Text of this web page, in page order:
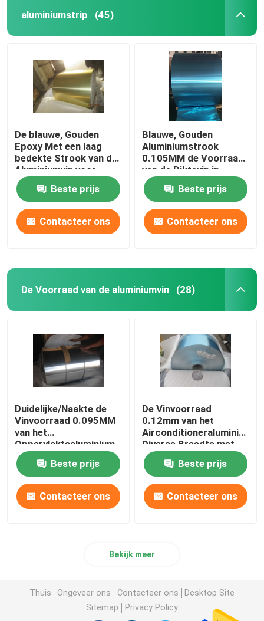
aluminiumstrip (45)
De blauwe, Gouden
Epoxy Met een laag
bedekte Strook van de
Aluminiumvin voor
Airconditioner 0.20mm
Dikte
Beste prijs
Contacteer ons
Blauwe, Gouden
Aluminiumstrook
0.105MM de Voorraad
van de Diktevin in
Warmtewisselaar
Beste prijs
Contacteer ons
De Voorraad van de aluminiumvin (28)
Duidelijke/Naakte de
Vinvoorraad 0.095MM
van het
Oppervlaktealuminium
Verschillende Breedte
Beste prijs
Contacteer ons
De Vinvoorraad
0.12mm van het
Airconditioneraluminium
Diverse Breedte met
Blauw/Gouden
Beste prijs
Contacteer ons
Bekijk meer
Thuis Ongeveer ons Contacteer ons
Desktop Site
Sitemap
Privacy Policy